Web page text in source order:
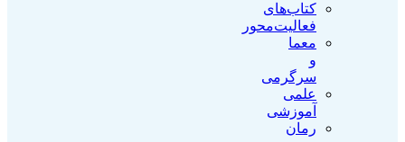
کتاب‌‌های
فعالیت‌محور
معما
و
سرگرمی
علمی
آموزشی
رمان